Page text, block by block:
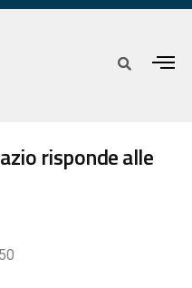
risponde alle